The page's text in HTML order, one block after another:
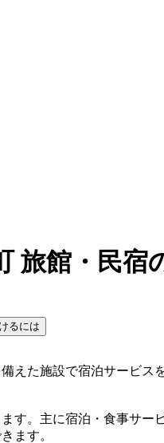
旅館・民宿
るには
えた施設で宿泊サービ
す。主に宿泊・食事サ
ます。